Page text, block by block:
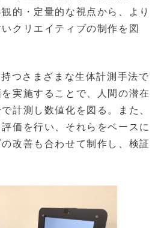
的・定量的な視点から、より
クリエイティブの制作を図
つさまざまな生体計測手法で
実施することで、人間の潜在
計測し数値化を図る。また、
価を行い、それらをベースに
改善も合わせて制作し、検証